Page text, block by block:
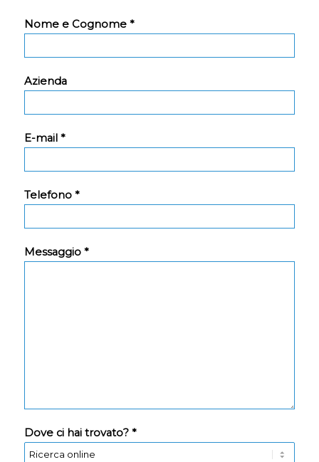
Nome e Cognome *
Azienda
E-mail *
Telefono *
Messaggio *
Dove ci hai trovato? *